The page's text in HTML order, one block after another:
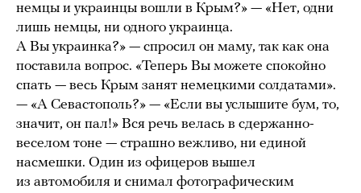
немцы и украинцы вошли в Крым?» — «Нет, одни
лишь немцы, ни одного украинца.
А Вы украинка?» — спросил он маму, так как она
поставила вопрос. «Теперь Вы можете спокойно
спать — весь Крым занят немецкими солдатами».
— «А Севастополь?» — «Если вы услышите бум, то,
значит, он пал!» Вся речь велась в сдержанно-
веселом тоне — страшно вежливо, ни единой
насмешки. Один из офицеров вышел
из автомобиля и снимал фотографическим